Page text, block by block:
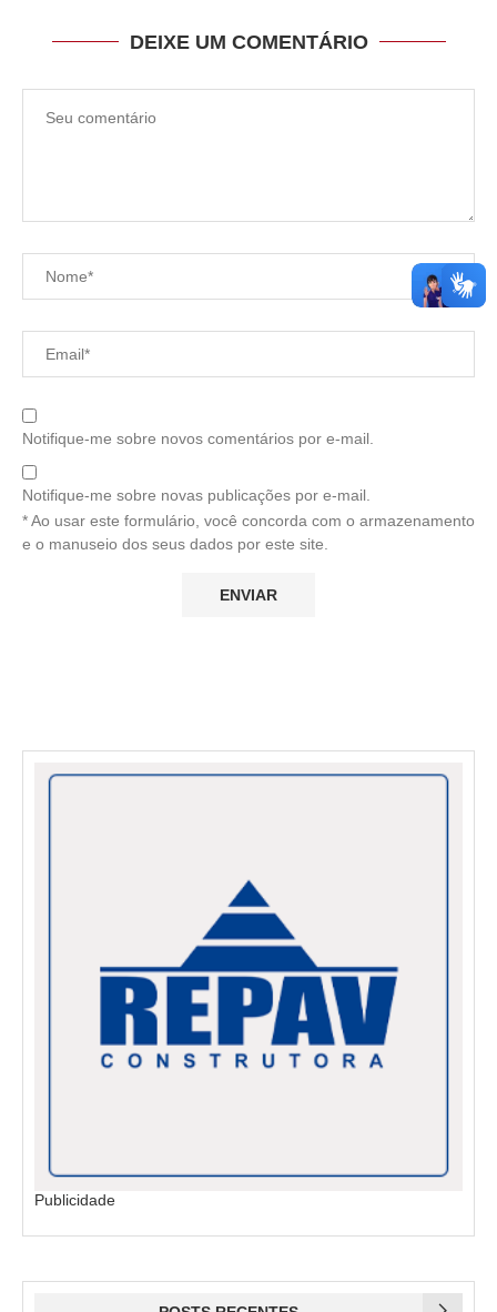
DEIXE UM COMENTÁRIO
Notifique-me sobre novos comentários por e-mail.
Notifique-me sobre novas publicações por e-mail.
* Ao usar este formulário, você concorda com o armazenamento
e o manuseio dos seus dados por este site.
Publicidade